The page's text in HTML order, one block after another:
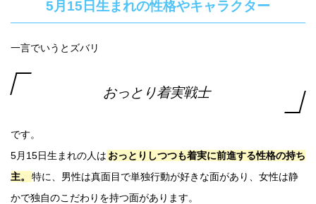
5月15日生まれの性格やキャラクター
一言でいうとズバリ
おっとり着実戦士
です。
5月15日生まれの人は おっとりしつつも着実に前進する性格の持ち
主。
特に、男性は真面目で単独行動が好きな面があり、女性は静
かで独自のこだわりを持つ面があります。